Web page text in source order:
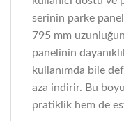
serinin parke
795 mm
panelinin
kullanımda bile
aza indirir. Bu
pratiklik hem de